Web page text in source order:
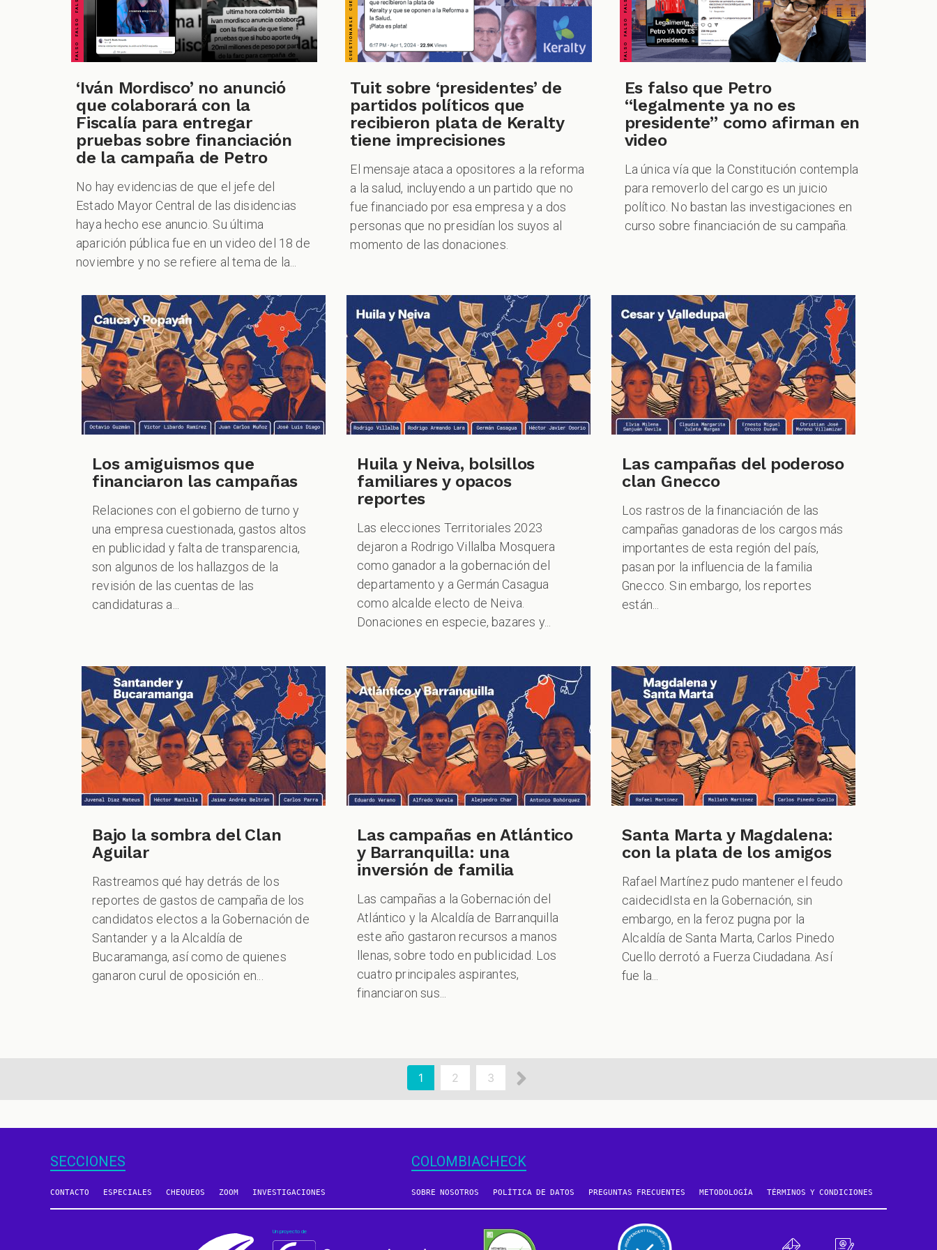
‘Iván Mordisco’ no anunció
que colaborará con la
Fiscalía para entregar
pruebas sobre financiación
de la campaña de Petro
No hay evidencias de que el jefe del
Estado Mayor Central de las disidencias
haya hecho ese anuncio. Su última
aparición pública fue en un video del 18 de
noviembre y no se refiere al tema de la...
Tuit sobre ‘presidentes’ de
partidos políticos que
recibieron plata de Keralty
tiene imprecisiones
El mensaje ataca a opositores a la reforma
a la salud, incluyendo a un partido que no
fue financiado por esa empresa y a dos
personas que no presidían los suyos al
momento de las donaciones.
Es falso que Petro
“legalmente ya no es
presidente” como afirman en
video
La única vía que la Constitución contempla
para removerlo del cargo es un juicio
político. No bastan las investigaciones en
curso sobre financiación de su campaña.
Los amiguismos que
financiaron las campañas
Relaciones con el gobierno de turno y
una empresa cuestionada, gastos altos
en publicidad y falta de transparencia,
son algunos de los hallazgos de la
revisión de las cuentas de las
candidaturas a...
Huila y Neiva, bolsillos
familiares y opacos
reportes
Las elecciones Territoriales 2023
dejaron a Rodrigo Villalba Mosquera
como ganador a la gobernación del
departamento y a Germán Casagua
como alcalde electo de Neiva.
Donaciones en especie, bazares y...
Las campañas del poderoso
clan Gnecco
Los rastros de la financiación de las
campañas ganadoras de los cargos más
importantes de esta región del país,
pasan por la influencia de la familia
Gnecco. Sin embargo, los reportes
están...
Bajo la sombra del Clan
Aguilar
Rastreamos qué hay detrás de los
reportes de gastos de campaña de los
candidatos electos a la Gobernación de
Santander y a la Alcaldía de
Bucaramanga, así como de quienes
ganaron curul de oposición en...
Las campañas en Atlántico
y Barranquilla: una
inversión de familia
Las campañas a la Gobernación del
Atlántico y la Alcaldía de Barranquilla
este año gastaron recursos a manos
llenas, sobre todo en publicidad. Los
cuatro principales aspirantes,
financiaron sus...
Santa Marta y Magdalena:
con la plata de los amigos
Rafael Martínez pudo mantener el feudo
caidecidIsta en la Gobernación, sin
embargo, en la feroz pugna por la
Alcaldía de Santa Marta, Carlos Pinedo
Cuello derrotó a Fuerza Ciudadana. Así
fue la...
Página
actual
1 Page
2 Page
3
Siguiente
SECCIONES
CONTACTO ESPECIALES CHEQUEOS ZOOM INVESTIGACIONES
COLOMBIACHECK
SOBRE NOSOTROS POLÍTICA DE DATOS PREGUNTAS FRECUENTES METODOLOGÍA TÉRMINOS Y CONDICIONES
Un proyecto de